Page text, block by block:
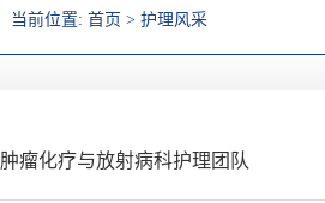
当前位置: 首页 > 护理风采
肿瘤化疗与放射病科护理团队